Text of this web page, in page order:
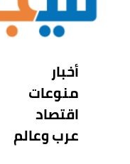
أخبار
منوعات
اقتصاد
عرب وعالم